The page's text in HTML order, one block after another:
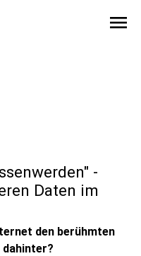
menu
-
Daten im
den berühmten